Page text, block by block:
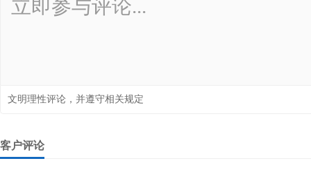
文明理性评论，并遵守相关规定
客户评论